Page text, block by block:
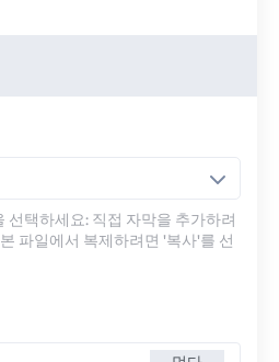
선택하세요: 직접 자막을 추가하려
파일에서 복제하려면 '복사'를 선